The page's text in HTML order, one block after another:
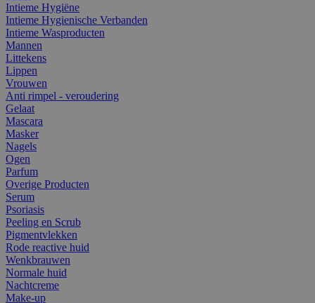
Intieme Hygiëne
Intieme Hygienische Verbanden
Intieme Wasproducten
Mannen
Littekens
Lippen
Vrouwen
Anti rimpel - veroudering
Gelaat
Mascara
Masker
Nagels
Ogen
Parfum
Overige Producten
Serum
Psoriasis
Peeling en Scrub
Pigmentvlekken
Rode reactive huid
Wenkbrauwen
Normale huid
Nachtcreme
Make-up